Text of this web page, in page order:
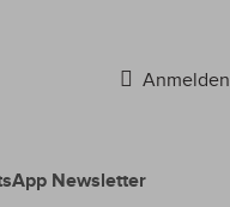
Anmelden
Newsletter